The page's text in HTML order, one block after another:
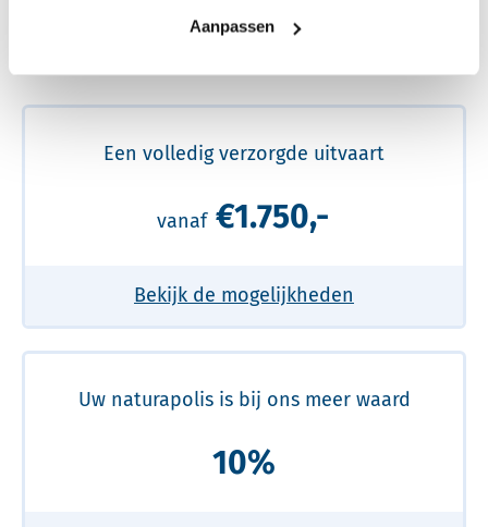
Aanpassen
Een volledig verzorgde uitvaart
vanaf €1.750,-
Bekijk de mogelijkheden
Uw naturapolis is bij ons meer waard
10%